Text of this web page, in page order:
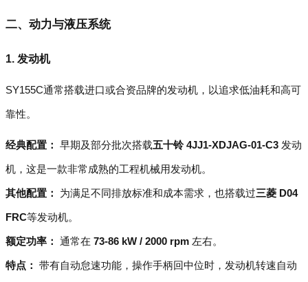
二、动力与液压系统
1. 发动机
SY155C通常搭载进口或合资品牌的发动机，以追求低油耗和高可
靠性。
经典配置： 早期及部分批次搭载五十铃 4JJ1-XDJAG-01-C3 发动
机，这是一款非常成熟的工程机械用发动机。
其他配置： 为满足不同排放标准和成本需求，也搭载过三菱 D04
FRC等发动机。
额定功率： 通常在 73-86 kW / 2000 rpm 左右。
特点： 带有自动怠速功能，操作手柄回中位时，发动机转速自动